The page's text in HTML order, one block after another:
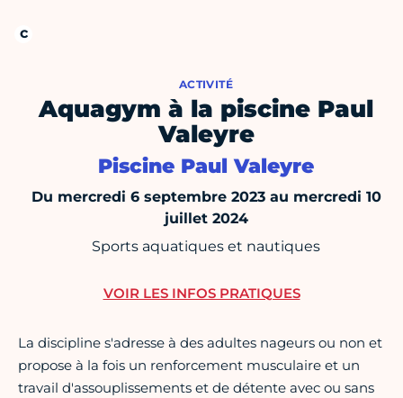
ACTIVITÉ
Aquagym à la piscine Paul
Valeyre
Piscine Paul Valeyre
Du mercredi 6 septembre 2023 au mercredi 10
juillet 2024
Sports aquatiques et nautiques
La discipline s'adresse à des adultes nageurs ou non et
propose à la fois un renforcement musculaire et un
travail d'assouplissements et de détente avec ou sans
VOIR LES INFOS PRATIQUES